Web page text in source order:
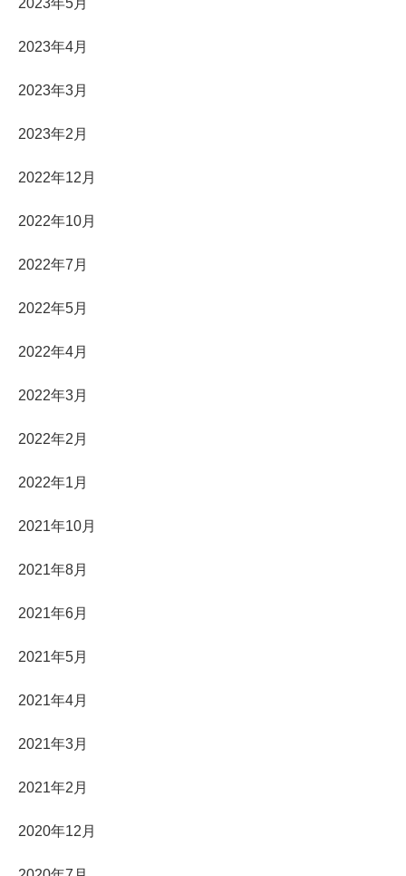
2023年5月
2023年4月
2023年3月
2023年2月
2022年12月
2022年10月
2022年7月
2022年5月
2022年4月
2022年3月
2022年2月
2022年1月
2021年10月
2021年8月
2021年6月
2021年5月
2021年4月
2021年3月
2021年2月
2020年12月